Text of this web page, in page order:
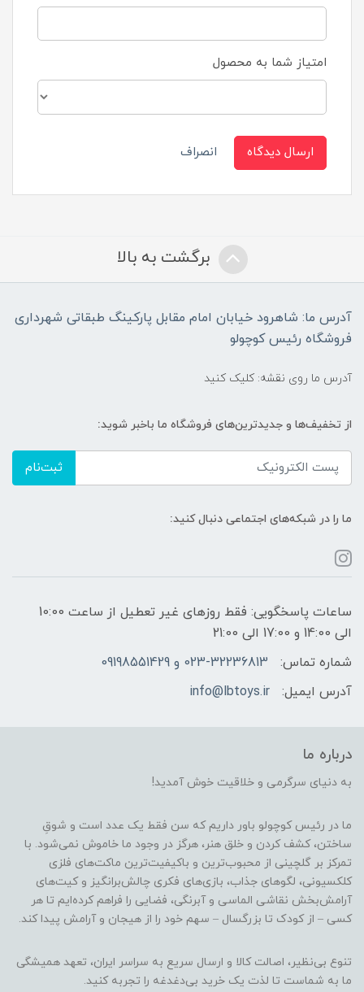
امتیاز شما به محصول
ارسال دیدگاه انصراف
برگشت به بالا
آدرس ما: شاهرود خیابان امام مقابل پارکینگ طبقاتی شهرداری
فروشگاه رئیس کوچولو
آدرس ما روی نقشه: کلیک کنید
از تخفیف‌ها و جدیدترین‌های فروشگاه ما باخبر شوید:
ثبت‌نام
ما را در شبکه‌های اجتماعی دنبال کنید:
ساعات پاسخگویی: فقط روزهای غیر تعطیل از ساعت 10:00
الی 14:00 و 17:00 الی 21:00
شماره تماس:
023-32236813 و 09198551429
آدرس ایمیل:
info@lbtoys.ir
درباره ما
به دنیای سرگرمی و خلاقیت خوش آمدید!
ما در رئیس کوچولو باور داریم که سن فقط یک عدد است و شوقِ
ساختن، کشف کردن و خلق هنر، هرگز در وجود ما خاموش نمی‌شود. با
تمرکز بر گلچینی از محبوب‌ترین و باکیفیت‌ترین ماکت‌های فلزی
کلکسیونی، لگوهای جذاب، بازی‌های فکری چالش‌برانگیز و کیت‌های
آرامش‌بخش نقاشی الماسی و آبرنگی، فضایی را فراهم کرده‌ایم تا هر
کسی – از کودک تا بزرگسال – سهم خود را از هیجان و آرامش پیدا کند.
تنوع بی‌نظیر، اصالت کالا و ارسال سریع به سراسر ایران، تعهد همیشگی
ما به شماست تا لذت یک خرید بی‌دغدغه را تجربه کنید.